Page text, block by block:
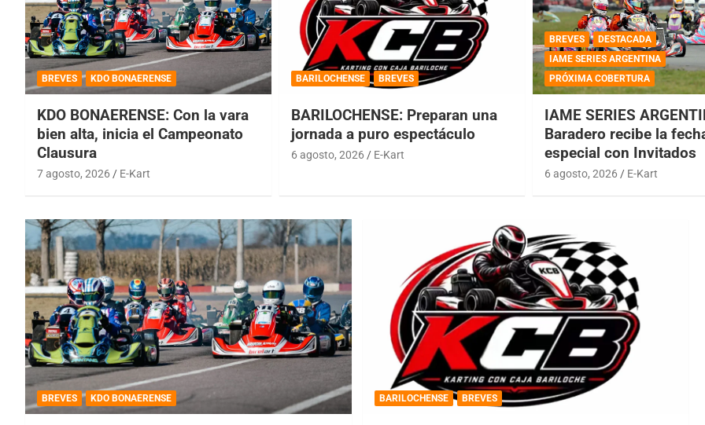
BREVES KDO BONAERENSE
KDO BONAERENSE: Con la vara
bien alta, inicia el Campeonato
Clausura
7 agosto, 2026 E-Kart
BARILOCHENSE BREVES
BARILOCHENSE: Preparan una
jornada a puro espectáculo
6 agosto, 2026 E-Kart
BREVES
DESTACADA
IAME SERIES ARGENTINA
PRÓXIMA COBERTURA
IAME SERIES
Baradero recibe la
especial con Invitados
6 agosto, 2026 E-Kart
BREVES KDO BONAERENSE BARILOCHENSE BREVES